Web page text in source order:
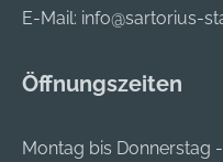
ausrissfreie
Bohrlöcher und glatt
Lochwände.
E-Mail: info@sartorius-
Öffnungszeiten
Montag bis Donnerstag